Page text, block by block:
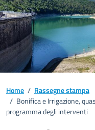
Home / Rassegne stampa
/ Bonifica e Irrigazione,
programma degli interventi